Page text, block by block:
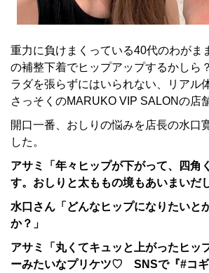
重力に負けまくっている40代のわがま
の補整下着でヒップアップするかし
ラダを張らずにはいられない、リアル
さっそくのMARUKO VIP SALONの店
開口一番、おしりの悩みを店長の水口
した。
アサミ「年々ヒップが下がって、四角
す。おしりと太ももの境もあいまいだ
水口さん「どんなヒップになりたいと
か？」
アサミ「丸くてキュッと上がったヒッ
ーみたいなプリケツ♡ SNSで『#コギ